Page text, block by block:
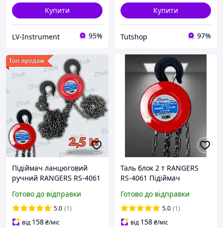
Купити
LV-Instrument 95%
Купити
Tutshop 97%
Підіймач ланцюговий
ручний RANGERS RS-4061
гаками
Готово до відправки
5.0 (1)
від 158₴/міс
Таль блок 2 т RANGERS
RS-4061 Підіймач
ланцюгова ручна
посилена
Готово до відправки
5.0 (1)
від 158₴/міс